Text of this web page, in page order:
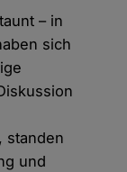
– in
sich
standen
und